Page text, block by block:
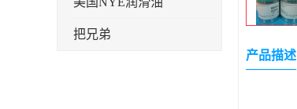
把兄弟
产品描述